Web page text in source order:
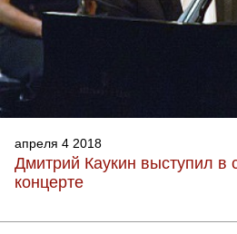
апреля 4 2018
Дмитрий Каукин выступил в
концерте